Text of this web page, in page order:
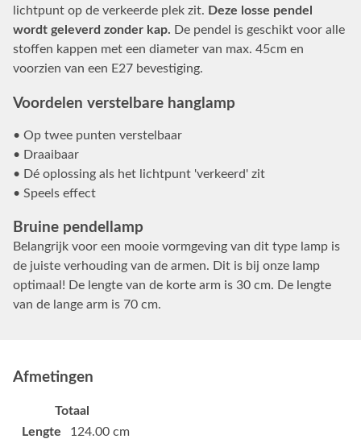
lichtpunt op de verkeerde plek zit. Deze losse pendel
wordt geleverd zonder kap. De pendel is geschikt voor alle
stoffen kappen met een diameter van max. 45cm en
voorzien van een E27 bevestiging.
Voordelen verstelbare hanglamp
• Op twee punten verstelbaar
• Draaibaar
• Dé oplossing als het lichtpunt 'verkeerd' zit
• Speels effect
Bruine pendellamp
Belangrijk voor een mooie vormgeving van dit type lamp is
de juiste verhouding van de armen. Dit is bij onze lamp
optimaal! De lengte van de korte arm is 30 cm. De lengte
van de lange arm is 70 cm.
Afmetingen
Totaal
Lengte
124.00 cm